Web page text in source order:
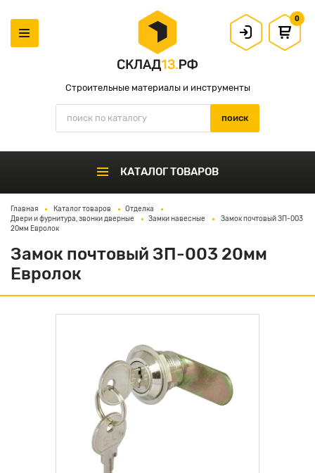
Строительные материалы и инструменты
0
КАТАЛОГ ТОВАРОВ
Главная Каталог товаров
Отделка
Двери и фурнитура, звонки дверные
Замки навесные
Замок почтовый ЗП-003
20мм Евролок
Замок почтовый ЗП-003 20мм
Евролок